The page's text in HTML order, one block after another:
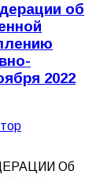
об
2022
Об